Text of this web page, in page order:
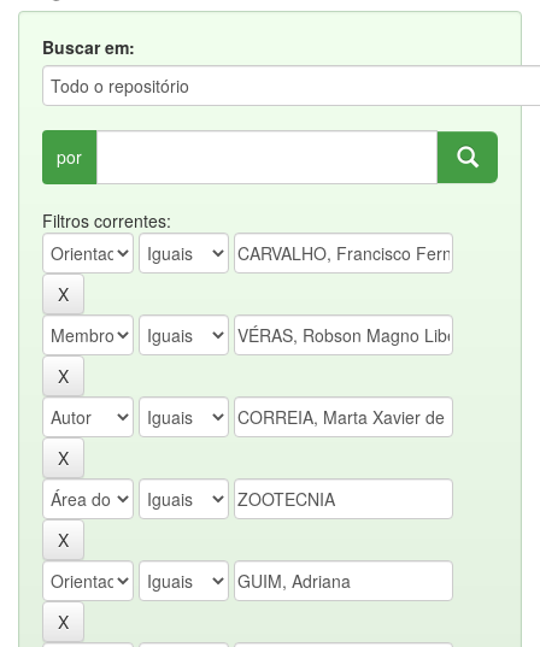
Buscar em:
por
Filtros correntes: